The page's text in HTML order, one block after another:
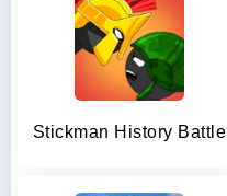
Stickman History Battle